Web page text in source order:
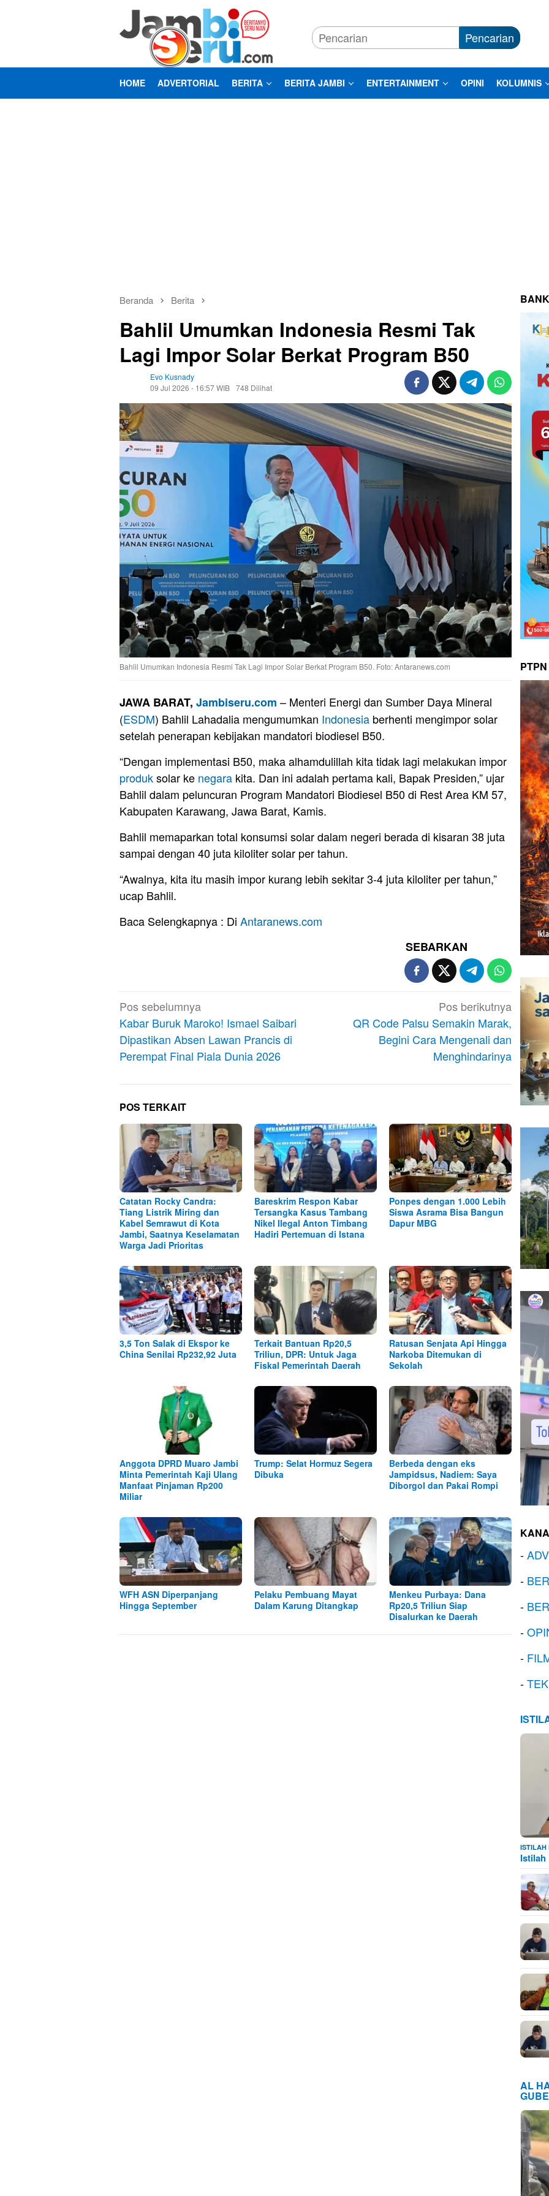
Pencarian
HOME ADVERTORIAL BERITA BERITA JAMBI ENTERTAINMENT OPINI KOLUMNIS
Beranda Berita
Bahlil Umumkan Indonesia Resmi Tak
Lagi Impor Solar Berkat Program B50
Evo Kusnady
09 Jul 2026 - 16:57 WIB 748 Dilihat
Bahlil Umumkan Indonesia Resmi Tak Lagi Impor Solar Berkat Program B50. Foto: Antaranews.com
JAWA BARAT, Jambiseru.com – Menteri Energi dan Sumber Daya Mineral
(ESDM) Bahlil Lahadalia mengumumkan Indonesia berhenti mengimpor solar
setelah penerapan kebijakan mandatori biodiesel B50.
“Dengan implementasi B50, maka alhamdulillah kita tidak lagi melakukan impor
produksolar ke negara kita. Dan ini adalah pertama kali, Bapak Presiden,” ujar
Bahlil dalam peluncuran Program Mandatori Biodiesel B50 di Rest Area KM 57,
Kabupaten Karawang, Jawa Barat, Kamis.
Bahlil memaparkan total konsumsi solar dalam negeri berada di kisaran 38 juta
sampai dengan 40 juta kiloliter solar per tahun.
“Awalnya, kita itu masih impor kurang lebih sekitar 3-4 juta kiloliter per tahun,”
ucap Bahlil.
Baca Selengkapnya : Di Antaranews.com
SEBARKAN
Navigasi
pos
Pos sebelumnya
Kabar Buruk Maroko! Ismael Saibari
Dipastikan Absen Lawan Prancis di
Perempat Final Piala Dunia 2026
Pos berikutnya
QR Code Palsu Semakin Marak,
Begini Cara Mengenali dan
Menghindarinya
POS TERKAIT
Catatan Rocky Candra:
Tiang Listrik Miring dan
Kabel Semrawut di Kota
Jambi, Saatnya Keselamatan
Warga Jadi Prioritas
Bareskrim Respon Kabar
Tersangka Kasus Tambang
Nikel Ilegal Anton Timbang
Hadiri Pertemuan di Istana
Ponpes dengan 1.000 Lebih
Siswa Asrama Bisa Bangun
Dapur MBG
3,5 Ton Salak di Ekspor ke
China Senilai Rp232,92 Juta
Terkait Bantuan Rp20,5
Triliun, DPR: Untuk Jaga
Fiskal Pemerintah Daerah
Ratusan Senjata Api Hingga
Narkoba Ditemukan di
Sekolah
Anggota DPRD Muaro Jambi
Minta Pemerintah Kaji Ulang
Manfaat Pinjaman Rp200
Miliar
Trump: Selat Hormuz Segera
Dibuka
Berbeda dengan eks
Jampidsus, Nadiem: Saya
Diborgol dan Pakai Rompi
WFH ASN Diperpanjang
Hingga September
Pelaku Pembuang Mayat
Dalam Karung Ditangkap
Menkeu Purbaya: Dana
Rp20,5 Triliun Siap
Disalurkan ke Daerah
-
-
-
-
-
-
ISTILAH
Istilah
AL